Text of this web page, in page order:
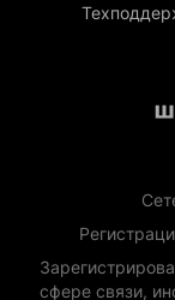
сфере связи,